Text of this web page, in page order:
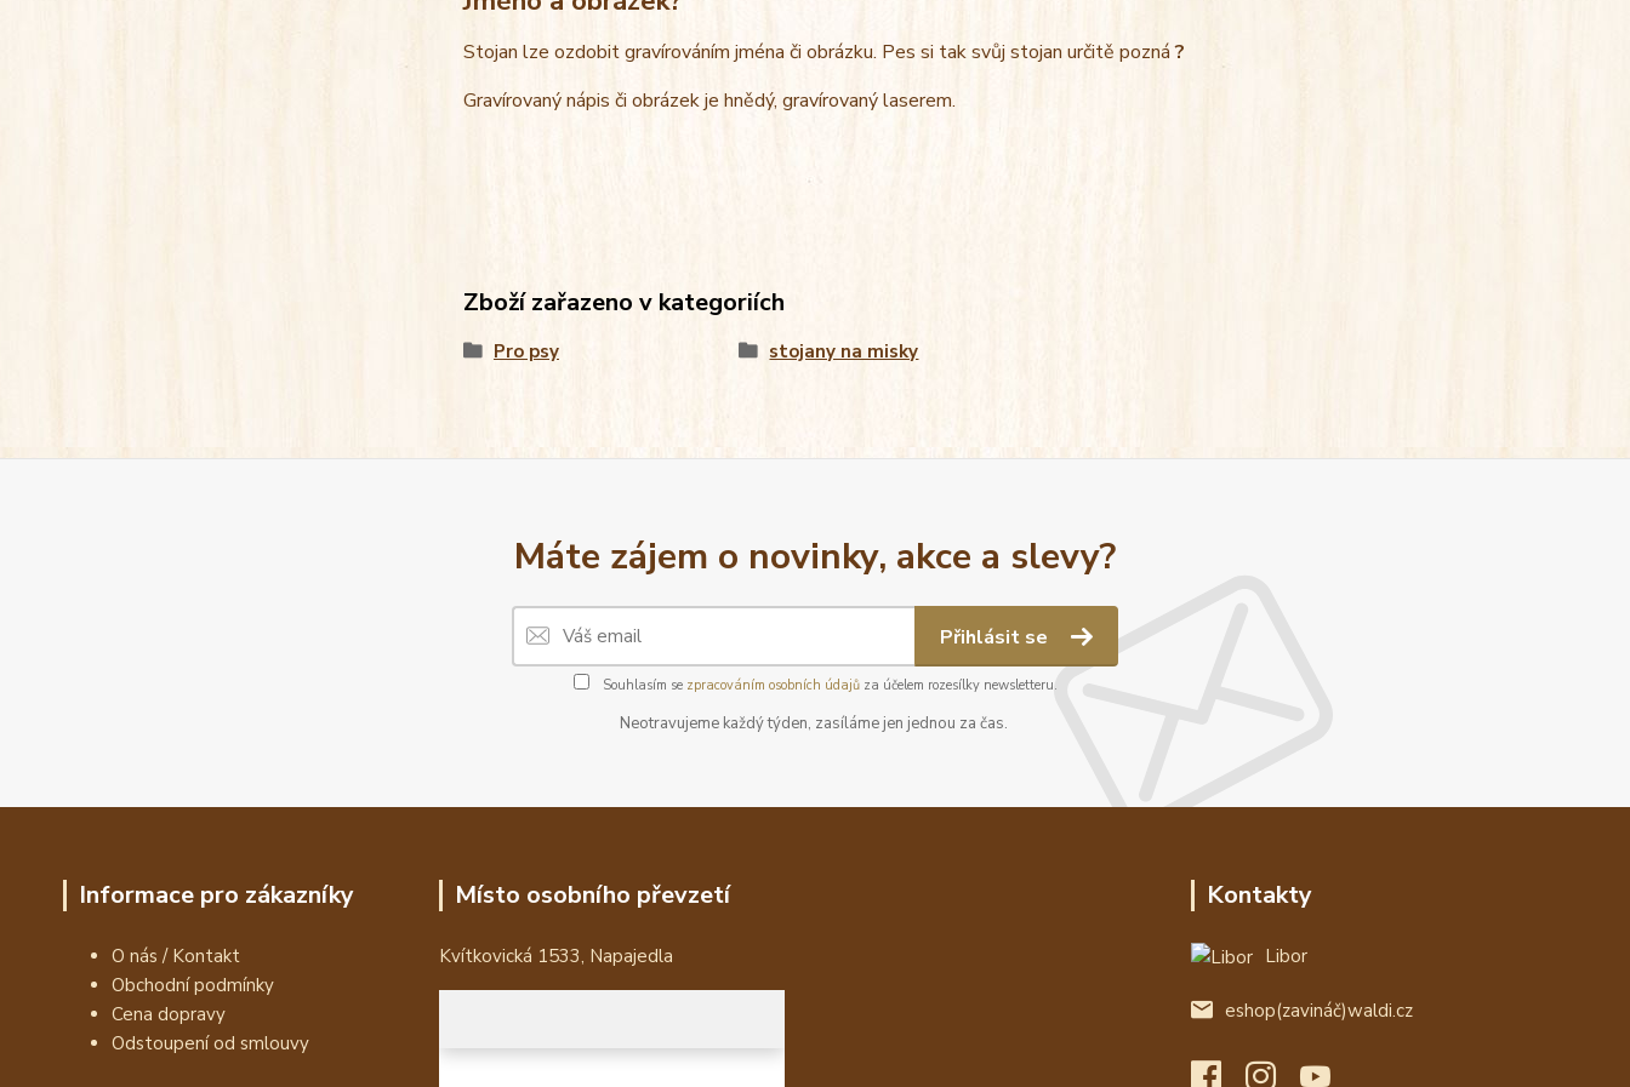
Stojan lze ozdobit gravírováním jména či obrázku. Pes si tak svůj stojan určitě pozná?
Gravírovaný nápis či obrázek je hnědý, gravírovaný laserem.
Zboží zařazeno v kategoriích
Pro psy stojany na misky
Máte zájem o novinky, akce a slevy?
Přihlásit se
Souhlasím se zpracováním osobních údajůza účelem rozesílky newsletteru.
Neotravujeme každý týden, zasíláme jen jednou za čas.
Informace pro zákazníky
O nás / Kontakt
Obchodní podmínky
Cena dopravy
Odstoupení od smlouvy
Místo osobního převzetí
Kvítkovická 1533, Napajedla
Kontakty
Libor
eshop(zavináč)waldi.cz